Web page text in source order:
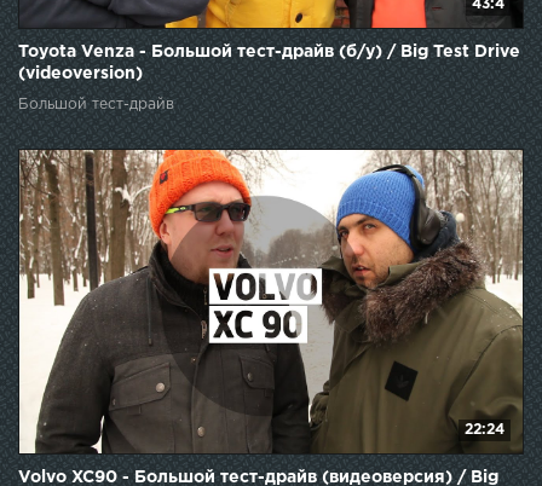
43:4
Toyota Venza - Большой тест-драйв (б/у) / Big Test Drive
(videoversion)
Большой тест-драйв
22:24
Volvo XC90 - Большой тест-драйв (видеоверсия) / Big